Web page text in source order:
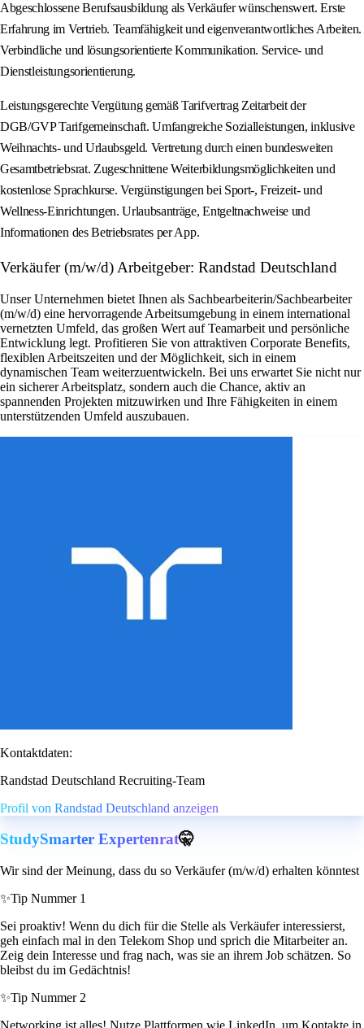
Abgeschlossene Berufsausbildung als Verkäufer wünschenswert. Erste
Erfahrung im Vertrieb. Teamfähigkeit und eigenverantwortliches Arbeiten.
Verbindliche und lösungsorientierte Kommunikation. Service- und
Dienstleistungsorientierung.
Leistungsgerechte Vergütung gemäß Tarifvertrag Zeitarbeit der
DGB/GVP Tarifgemeinschaft. Umfangreiche Sozialleistungen, inklusive
Weihnachts- und Urlaubsgeld. Vertretung durch einen bundesweiten
Gesamtbetriebsrat. Zugeschnittene Weiterbildungsmöglichkeiten und
kostenlose Sprachkurse. Vergünstigungen bei Sport-, Freizeit- und
Wellness-Einrichtungen. Urlaubsanträge, Entgeltnachweise und
Informationen des Betriebsrates per App.
Verkäufer (m/w/d) Arbeitgeber: Randstad Deutschland
Unser Unternehmen bietet Ihnen als Sachbearbeiterin/Sachbearbeiter
(m/w/d) eine hervorragende Arbeitsumgebung in einem international
vernetzten Umfeld, das großen Wert auf Teamarbeit und persönliche
Entwicklung legt. Profitieren Sie von attraktiven Corporate Benefits,
flexiblen Arbeitszeiten und der Möglichkeit, sich in einem
dynamischen Team weiterzuentwickeln. Bei uns erwartet Sie nicht nur
ein sicherer Arbeitsplatz, sondern auch die Chance, aktiv an
spannenden Projekten mitzuwirken und Ihre Fähigkeiten in einem
unterstützenden Umfeld auszubauen.
Kontaktdaten:
Randstad Deutschland Recruiting-Team
Profil von Randstad Deutschland anzeigen
StudySmarter Expertenrat🤫
Wir sind der Meinung, dass du so Verkäufer (m/w/d) erhalten könntest
✨Tip Nummer 1
Sei proaktiv! Wenn du dich für die Stelle als Verkäufer interessierst,
geh einfach mal in den Telekom Shop und sprich die Mitarbeiter an.
Zeig dein Interesse und frag nach, was sie an ihrem Job schätzen. So
bleibst du im Gedächtnis!
✨Tip Nummer 2